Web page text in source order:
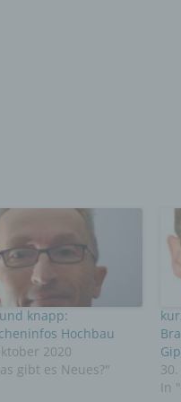
knapp:
Hochbau
2020
gibt es Neues?"
In
oder für die
Person, Behörde,
mit anderen über die
Daten
durch das
so kann der
seiner Benennung nach
vorgesehen werden.
ist eine